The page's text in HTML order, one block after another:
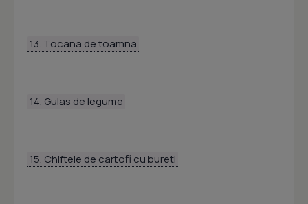
13. Tocana de toamna
14. Gulas de legume
15. Chiftele de cartofi cu bureti